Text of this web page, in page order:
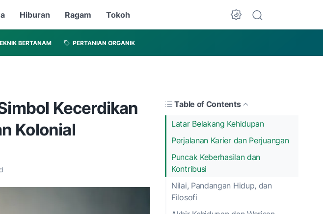
Hiburan Ragam Tokoh
BERTANAM PERTANIAN ORGANIK
Kecerdikan
Kolonial
Table of Contents
Latar Belakang Kehidupan
Perjalanan Karier dan Perjuangan
Puncak Keberhasilan dan
Kontribusi
Nilai, Pandangan Hidup, dan
Filosofi